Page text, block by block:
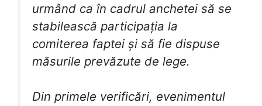
urmând ca în cadrul anchetei să se
stabilească participația la
comiterea faptei și să fie dispuse
măsurile prevăzute de lege.
Din primele verificări, evenimentul